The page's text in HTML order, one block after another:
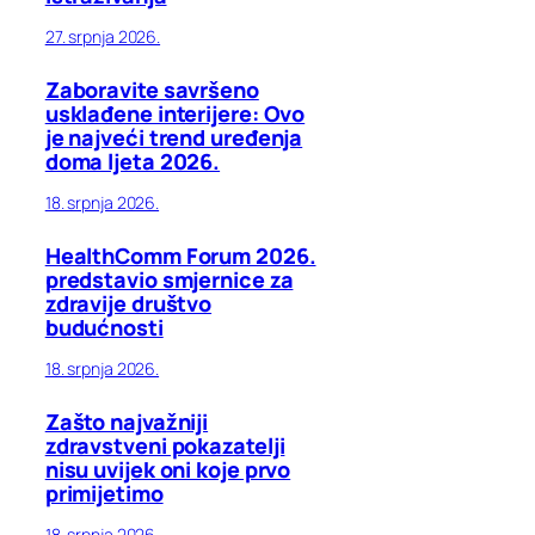
27. srpnja 2026.
Zaboravite savršeno
usklađene interijere: Ovo
je najveći trend uređenja
doma ljeta 2026.
18. srpnja 2026.
HealthComm Forum 2026.
predstavio smjernice za
zdravije društvo
budućnosti
18. srpnja 2026.
Zašto najvažniji
zdravstveni pokazatelji
nisu uvijek oni koje prvo
primijetimo